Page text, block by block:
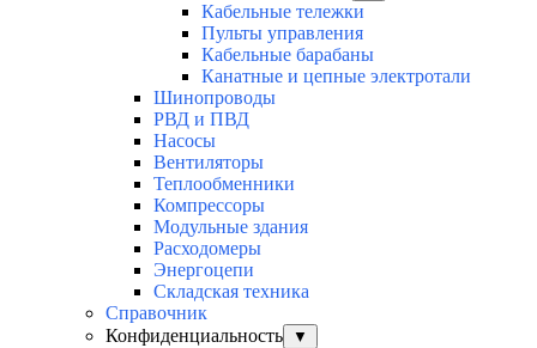
Кабельные тележки
Пульты управления
Кабельные барабаны
Канатные и цепные электротали
Шинопроводы
РВД и ПВД
Насосы
Вентиляторы
Теплообменники
Компрессоры
Модульные здания
Расходомеры
Энергоцепи
Складская техника
Справочник
Конфиденциальность
▼